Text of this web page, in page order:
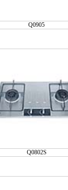
Q0905
Q0802S